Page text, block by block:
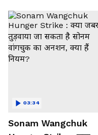
Sonam Wangchuk
03:34